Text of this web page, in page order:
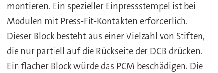
montieren. Ein spezieller Einpressstempel ist bei
Modulen mit Press-Fit-Kontakten erforderlich.
Dieser Block besteht aus einer Vielzahl von Stiften,
die nur partiell auf die Rückseite der DCB drücken.
Ein flacher Block würde das PCM beschädigen. Die